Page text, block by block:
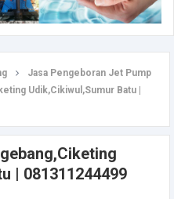
Jasa Pengeboran Jet Pump
Udik,Cikiwul,Sumur Batu |
| 081311244499